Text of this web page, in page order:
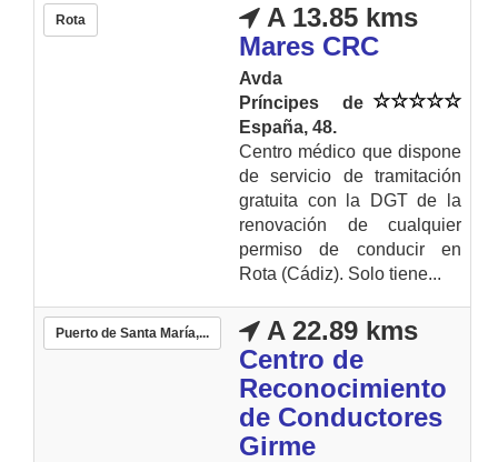
Rota
A 13.85 kms
Mares CRC
Avda
Príncipes de
España, 48.
Centro médico que dispone
de servicio de tramitación
gratuita con la DGT de la
renovación de cualquier
permiso de conducir en
Rota (Cádiz). Solo tiene...
Puerto de Santa María,...
A 22.89 kms
Centro de
Reconocimiento
de Conductores
Girme